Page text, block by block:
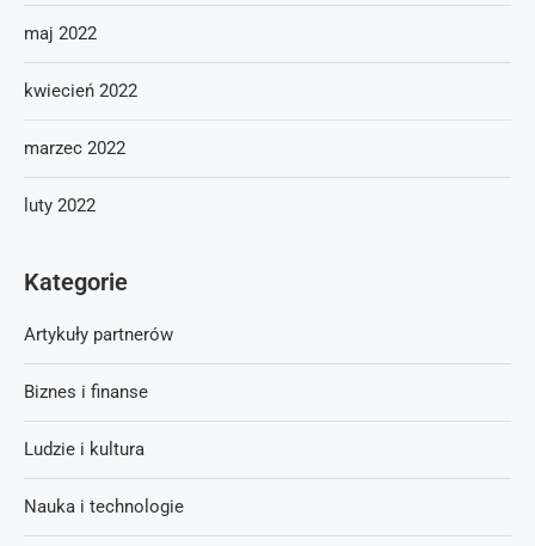
maj 2022
kwiecień 2022
marzec 2022
luty 2022
Kategorie
Artykuły partnerów
Biznes i finanse
Ludzie i kultura
Nauka i technologie